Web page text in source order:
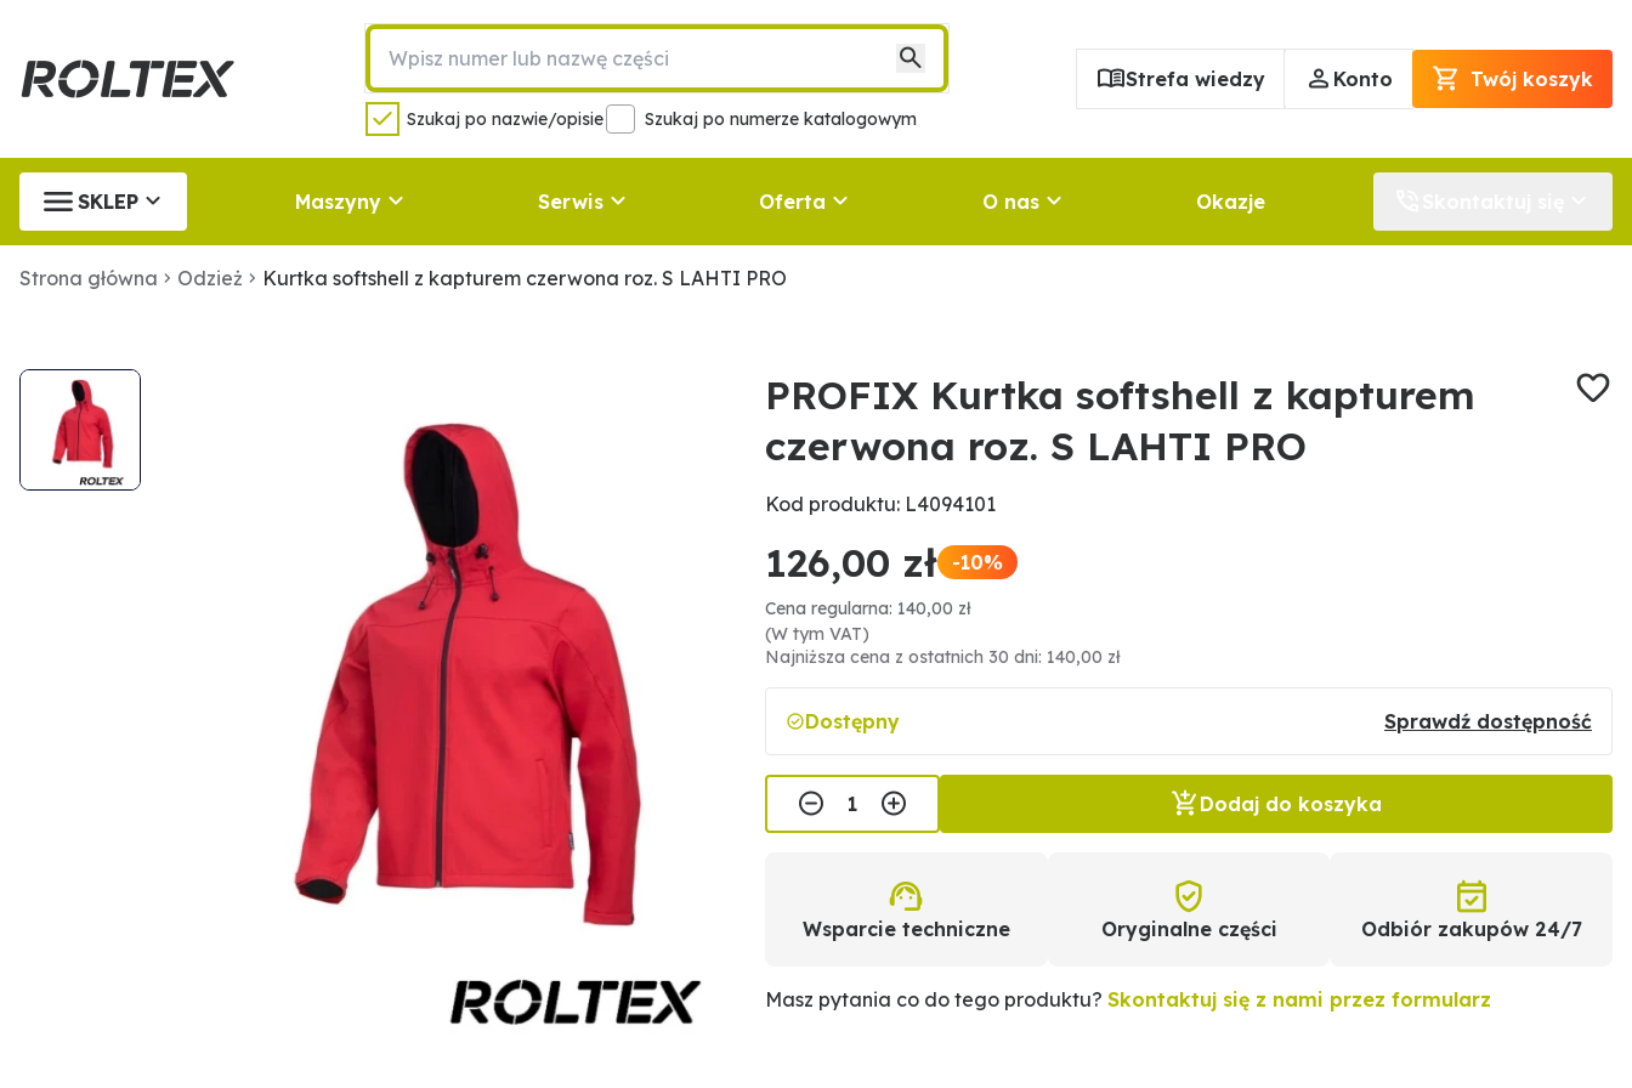
Szukaj po nazwie/opisie Szukaj po numerze katalogowym
Strefa wiedzy Konto Twój koszyk
SKLEP Maszyny Serwis Oferta O nas Okazje
Strona główna Odzież Kurtka softshell z kapturem czerwona roz. S LAHTI PRO
PROFIX Kurtka softshell z kapturem
czerwona roz. S LAHTI PRO
Kod produktu: L4094101
126,00 zł -10%
Cena regularna: 140,00 zł
(W tym VAT)
Najniższa cena z ostatnich 30 dni: 140,00 zł
Dostępny Sprawdź dostępność
Dodaj do koszyka
Wsparcie techniczne Oryginalne części Odbiór zakupów 24/7
Masz pytania co do tego produktu?Skontaktuj się z nami przez formularz